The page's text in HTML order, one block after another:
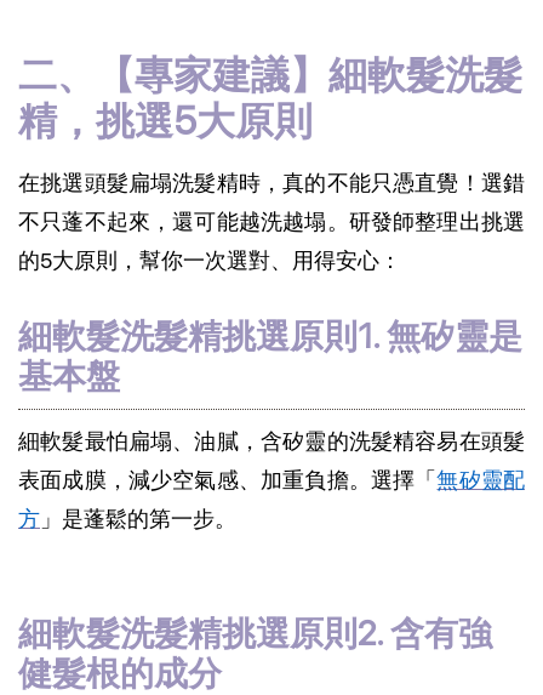
二、【專家建議】細軟髮洗髮
精，挑選5大原則
在挑選頭髮扁塌洗髮精時，真的不能只憑直覺！選錯
不只蓬不起來，還可能越洗越塌。研發師整理出挑選
的5大原則，幫你一次選對、用得安心：
細軟髮洗髮精挑選原則1. 無矽靈是
基本盤
細軟髮最怕扁塌、油膩，含矽靈的洗髮精容易在頭髮
表面成膜，減少空氣感、加重負擔。選擇「無矽靈配
方 」是蓬鬆的第一步。
細軟髮洗髮精挑選原則2. 含有強
健髮根的成分